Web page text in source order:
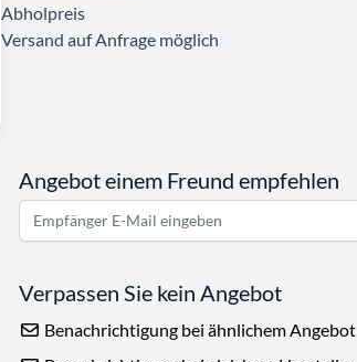
Abholpreis
Versand auf Anfrage möglich
Angebot einem Freund empfehlen
Verpassen Sie kein Angebot
Benachrichtigung bei ähnlichem Angebot